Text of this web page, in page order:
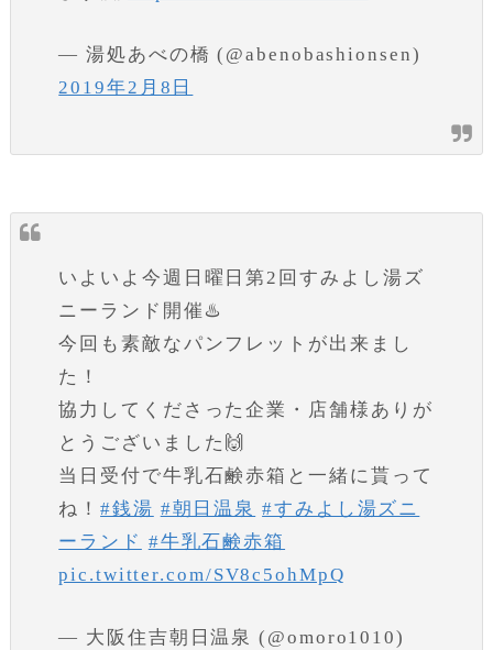
— 湯処あべの橋 (@abenobashionsen)
2019年2月8日
いよいよ今週日曜日第2回すみよし湯ズ
ニーランド開催♨️
今回も素敵なパンフレットが出来まし
た！
協力してくださった企業・店舗様ありが
とうございました🙌
当日受付で牛乳石鹸赤箱と一緒に貰って
ね！#銭湯 #朝日温泉 #すみよし湯ズニ
ーランド #牛乳石鹸赤箱
pic.twitter.com/SV8c5ohMpQ
— 大阪住吉朝日温泉 (@omoro1010)